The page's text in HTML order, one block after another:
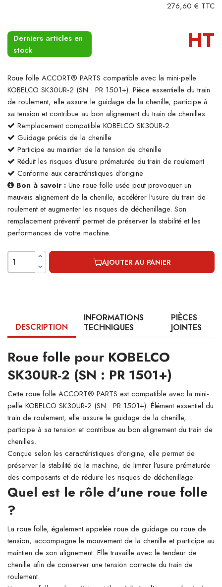
276,60 € TTC
Derniers articles en
stock
HT
Roue folle ACCORT® PARTS compatible avec la mini-pelle
KOBELCO SK30UR-2 (SN : PR 1501+). Pièce essentielle du train
de roulement, elle assure le guidage de la chenille, participe à
sa tension et contribue au bon alignement du train de chenilles.
Remplacement compatible KOBELCO SK30UR-2
Guidage précis de la chenille
Participe au maintien de la tension de chenille
Réduit les risques d'usure prématurée du train de roulement
Conforme aux caractéristiques d'origine
Bon à savoir : Une roue folle usée peut provoquer un
mauvais alignement de la chenille, accélérer l'usure du train de
roulement et augmenter les risques de déchenillage. Son
remplacement préventif permet de préserver la stabilité et les
performances de votre machine.
AJOUTER AU PANIER
DESCRIPTION
INFORMATIONS
TECHNIQUES
PIÈCES
JOINTES
Roue folle pour KOBELCO
SK30UR-2 (SN : PR 1501+)
Cette roue folle ACCORT® PARTS est compatible avec la mini-
pelle KOBELCO SK30UR-2 (SN : PR 1501+). Élément essentiel du
train de roulement, elle assure le guidage de la chenille,
participe à sa tension et contribue au bon alignement du train de
chenilles.
Conçue selon les caractéristiques d'origine, elle permet de
préserver la stabilité de la machine, de limiter l'usure prématurée
des composants et de réduire les risques de déchenillage.
Quel est le rôle d'une roue folle
?
La roue folle, également appelée roue de guidage ou roue de
tension, accompagne le mouvement de la chenille et participe au
maintien de son alignement. Elle travaille avec le tendeur de
chenille afin de conserver une tension correcte du train de
roulement.